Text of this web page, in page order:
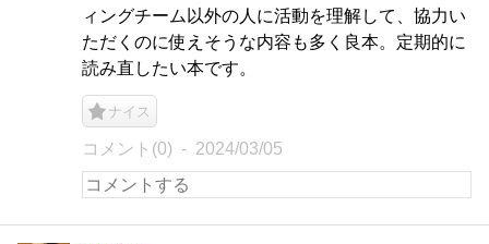
ィングチーム以外の人に活動を理解して、協力い
ただくのに使えそうな内容も多く良本。定期的に
読み直したい本です。
ナイス
コメント(0) 2024/03/05